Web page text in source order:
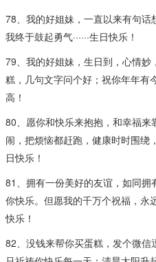
78、我的好姐妹，一直以来有句
我终于鼓起勇气······生日快乐！
79、我的好姐妹，生日到，心情
糕，几句文字问个好；祝你年年有
高！
80、愿你和快乐来抱抱，和幸福
闹，把烦恼都赶跑，健康时时围绕
日快乐！
81、拥有一份美好的友谊，如同
你快乐。但愿我的千万个祝福，永
快乐！
82、没钱来帮你买蛋糕，发个微信